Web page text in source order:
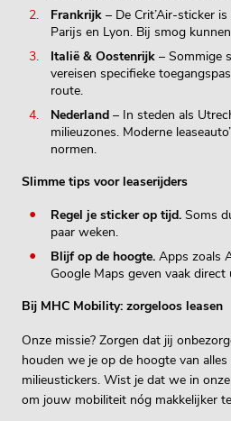
Frankrijk – De Crit’Air-sticker
Parijs en Lyon. Bij smog
Italië & Oostenrijk – Sommige
vereisen specifieke
route.
Nederland – In steden als
milieuzones. Moderne
normen.
Slimme tips voor leaserijders
Regel je sticker op tijd. Soms
paar weken.
Blijf op de hoogte. Apps zoals
Google Maps geven vaak
Bij MHC Mobility: zorgeloos leasen
Onze missie? Zorgen dat jij
houden we je op de hoogte van
milieustickers. Wist je dat we in
om jouw mobiliteit nóg makkelijker